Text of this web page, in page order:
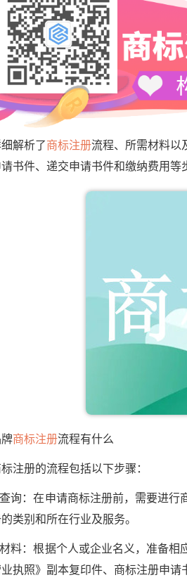
解析了商标注册流程、所需材料以
书件、递交申请书件和缴纳费用等
商标注册流程有什么
册的流程包括以下步骤：
：在申请商标注册前，需要进行
类别和所在行业及服务。
：根据个人或企业名义，准备相
执照》副本复印件、商标注册申请